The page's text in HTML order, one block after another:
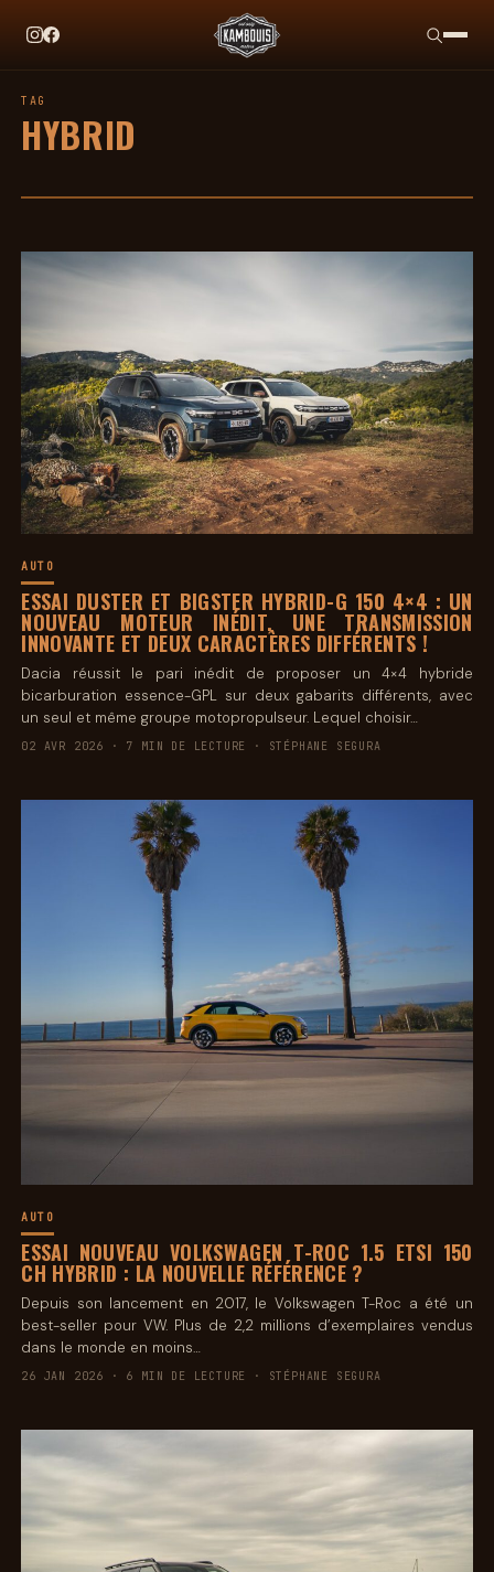
TAG HEUER X TEAM IKUZAWA : LE COME-BACK
TAG
HYBRID
AUTO
ESSAI DUSTER ET BIGSTER HYBRID-G 150 4×4 : UN
NOUVEAU MOTEUR INÉDIT, UNE TRANSMISSION
INNOVANTE ET DEUX CARACTÈRES DIFFÉRENTS !
Dacia réussit le pari inédit de proposer un 4×4 hybride
bicarburation essence-GPL sur deux gabarits différents, avec
un seul et même groupe motopropulseur. Lequel choisir…
02 AVR 2026 · 7 MIN DE LECTURE · STÉPHANE SEGURA
AUTO
ESSAI NOUVEAU VOLKSWAGEN T-ROC 1.5 ETSI 150
CH HYBRID : LA NOUVELLE RÉFÉRENCE ?
Depuis son lancement en 2017, le Volkswagen T-Roc a été un
best-seller pour VW. Plus de 2,2 millions d’exemplaires vendus
dans le monde en moins…
26 JAN 2026 · 6 MIN DE LECTURE · STÉPHANE SEGURA